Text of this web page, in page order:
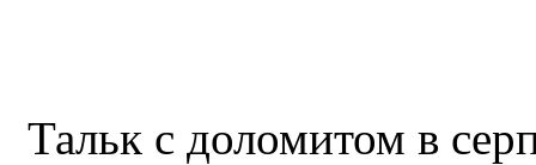
Тальк с доломитом в